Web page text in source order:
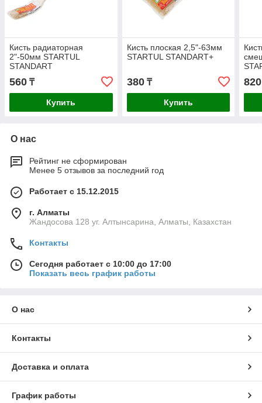
Кисть радиаторная
2"-50мм STARTUL
STANDART
560 ₸
Купить
Кисть плоская 2,5"-63мм
STARTUL STANDART+
380₸
Купить
820
О нас
Рейтинг не сформирован
Менее 5 отзывов за последний год
Работает с 15.12.2015
г. Алматы
Жандосова 128 уг. Алтынсарина, Алматы, Казахстан
Контакты
Сегодня работает с 10:00 до 17:00
Показать весь график работы
О нас
Контакты
Доставка и оплата
График работы